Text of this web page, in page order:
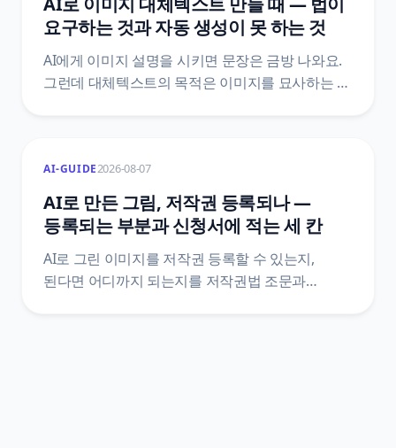
요구하는 것과 자동 생성이 못 하는 것
AI에게 이미지 설명을 시키면 문장은 금방 나와요.
그런데 대체텍스트의 목적은 이미지를 묘사하는 게
자리를 정리했어요.
AI-GUIDE2026-08-07
AI로 만든 그림, 저작권 등록되나 —
등록되는 부분과 신청서에 적는 세 칸
AI로 그린 이미지를 저작권 등록할 수 있는지,
된다면 어디까지 되는지를 저작권법 조문과